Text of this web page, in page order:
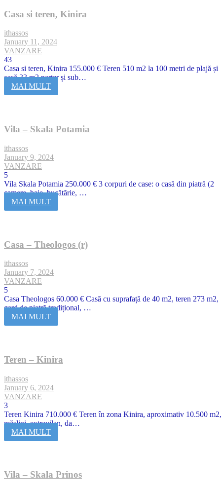
Casa si teren, Kinira
ithassos
January 11, 2024
VANZARE
43
Casa si teren, Kinira 155.000 € Teren 510 m2 la 100 metri de plajă și
casă 33 m2 parter și sub…
MAI MULT
Vila – Skala Potamia
ithassos
January 9, 2024
VANZARE
5
Vila Skala Potamia 250.000 € 3 corpuri de case: o casă din piatră (2
camere, baie, bucătărie, …
MAI MULT
Casa – Theologos (r)
ithassos
January 7, 2024
VANZARE
5
Casa Theologos 60.000 € Casă cu suprafață de 40 m2, teren 273 m2,
gard de piatră tradițional, …
MAI MULT
Teren – Kinira
ithassos
January 6, 2024
VANZARE
3
Teren Kinira 710.000 € Teren în zona Kinira, aproximativ 10.500
măslini, extravilan, da…
MAI MULT
Vila – Skala Prinos